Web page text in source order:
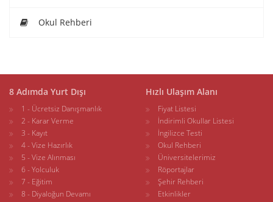
Okul Rehberi
8 Adımda Yurt Dışı
1 - Ücretsiz Danışmanlık
2 - Karar Verme
3 - Kayıt
4 - Vize Hazırlık
5 - Vize Alınması
6 - Yolculuk
7 - Eğitim
8 - Diyaloğun Devamı
Hızlı Ulaşım Alanı
Fiyat Listesi
İndirimli Okullar Listesi
İngilizce Testi
Okul Rehberi
Üniversitelerimiz
Röportajlar
Şehir Rehberi
Etkinlikler